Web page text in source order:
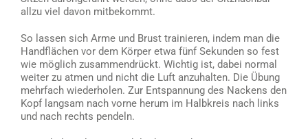
allzu viel davon mitbekommt.
So lassen sich Arme und Brust trainieren, indem man die
Handflächen vor dem Körper etwa fünf Sekunden so fest
wie möglich zusammendrückt. Wichtig ist, dabei normal
weiter zu atmen und nicht die Luft anzuhalten. Die Übung
mehrfach wiederholen. Zur Entspannung des Nackens den
Kopf langsam nach vorne herum im Halbkreis nach links
und nach rechts pendeln.